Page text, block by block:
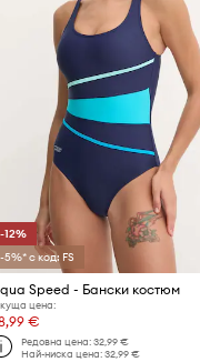
-12%
-5%* с код: FS
Speed - Бански костюм
цена:
€
Редовна цена: 32,99 €
Най-ниска цена: 32,99 €